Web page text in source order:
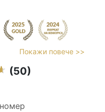
Покажи повече >>
(50)